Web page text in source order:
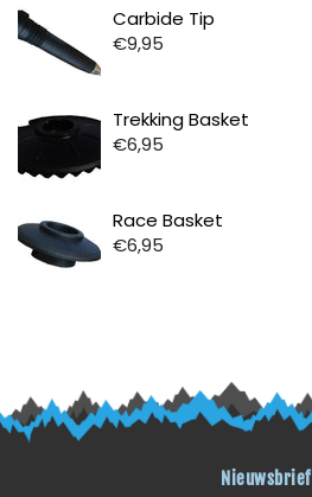
Carbide Tip
€9,95
Trekking Basket
€6,95
Race Basket
€6,95
Nieuwsbrief